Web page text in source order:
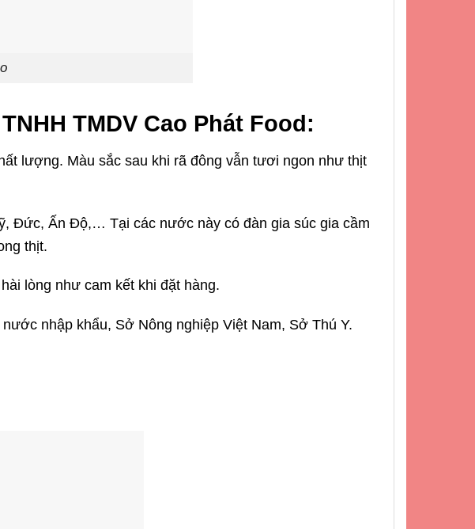
TMDV Cao Phát Food:
lượng. Màu sắc sau khi rã đông vẫn tươi ngon như thịt
Đức, Ấn Độ,… Tại các nước này có đàn gia súc gia cầm
thịt.
lòng như cam kết khi đặt hàng.
nhập khẩu, Sở Nông nghiệp Việt Nam, Sở Thú Y.